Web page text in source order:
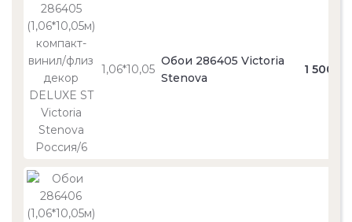
1,06*10,05
Обои 286405 Victoria
Stenova
1 500